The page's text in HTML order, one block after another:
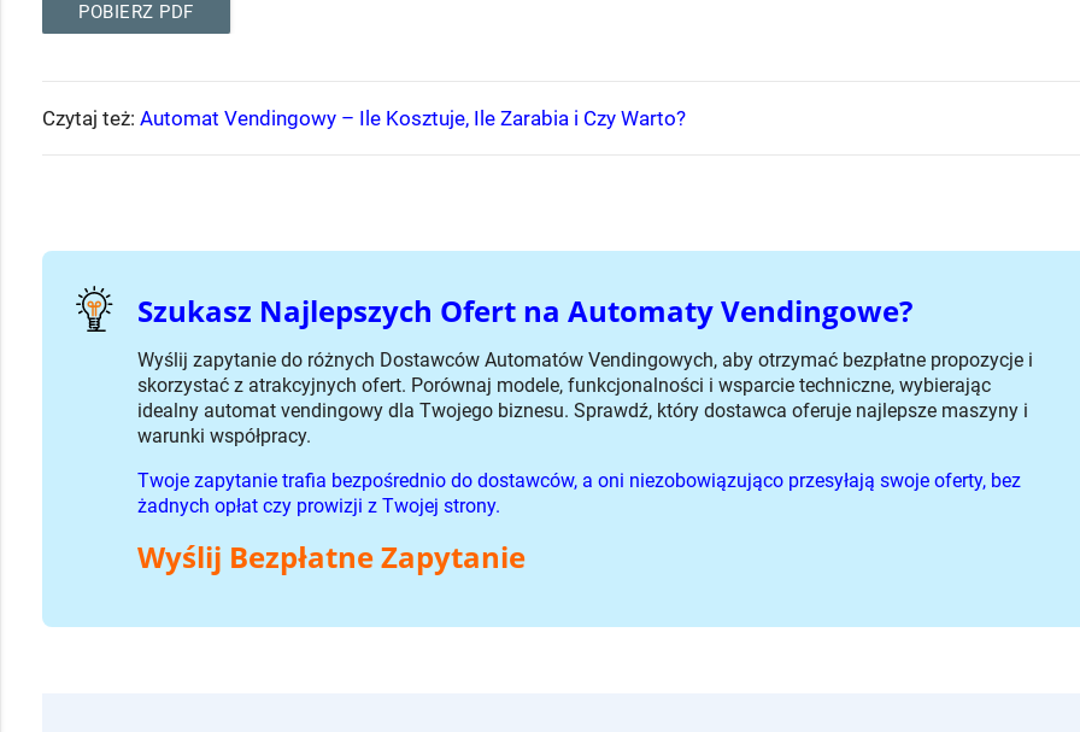
POBIERZ PDF
Czytaj też: Automat Vendingowy – Ile Kosztuje, Ile Zarabia i Czy Warto?
Szukasz Najlepszych Ofert na Automaty Vendingowe?
Wyślij zapytanie do różnych Dostawców Automatów Vendingowych, aby otrzymać bezpłatne propozycje i
skorzystać z atrakcyjnych ofert. Porównaj modele, funkcjonalności i wsparcie techniczne, wybierając
idealny automat vendingowy dla Twojego biznesu. Sprawdź, który dostawca oferuje najlepsze maszyny i
warunki współpracy.
Twoje zapytanie trafia bezpośrednio do dostawców, a oni niezobowiązująco przesyłają swoje oferty, bez
żadnych opłat czy prowizji z Twojej strony.
Wyślij Bezpłatne Zapytanie